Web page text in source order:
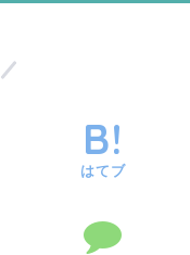
はてブ